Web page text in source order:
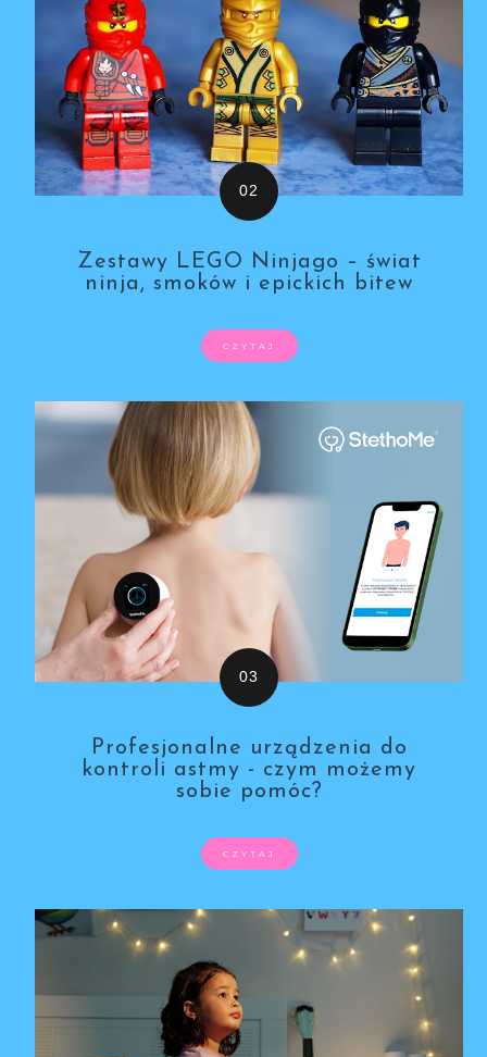
Zestawy LEGO Ninjago – świat
ninja, smoków i epickich bitew
CZYTAJ
Profesjonalne urządzenia do
kontroli astmy - czym możemy
sobie pomóc?
CZYTAJ